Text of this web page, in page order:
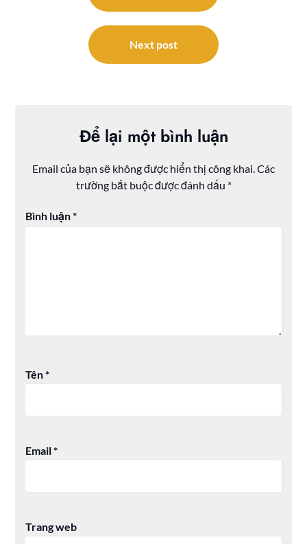
Next post
Để lại một bình luận
Email của bạn sẽ không được hiển thị công khai.Các
trường bắt buộc được đánh dấu *
Bình luận*
Tên*
Email*
Trang web